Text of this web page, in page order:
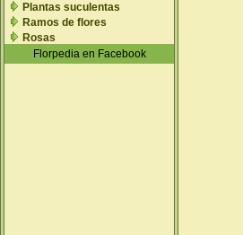
Plantas suculentas
Ramos de flores
Rosas
Florpedia en Facebook